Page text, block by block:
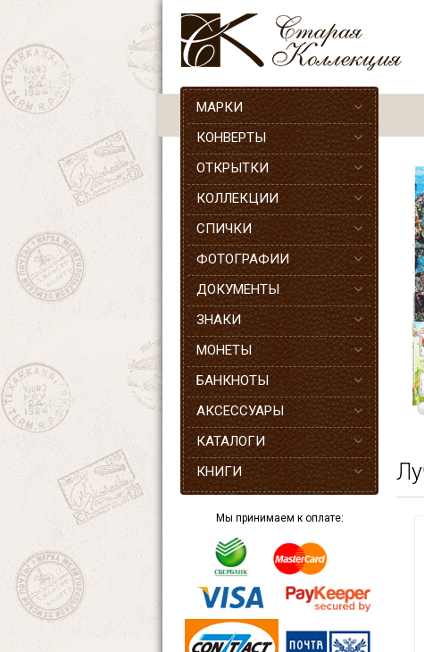
МАРКИ
КОНВЕРТЫ
ОТКРЫТКИ
КОЛЛЕКЦИИ
СПИЧКИ
ФОТОГРАФИИ
ДОКУМЕНТЫ
ЗНАКИ
МОНЕТЫ
БАНКНОТЫ
АКСЕССУАРЫ
КАТАЛОГИ
КНИГИ
Мы принимаем к оплате: